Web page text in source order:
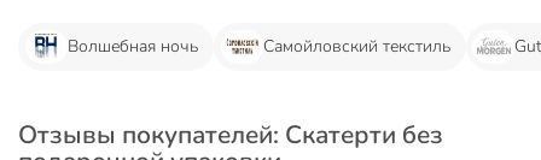
Волшебная ночь Самойловский текстиль
Отзывы покупателей: Скатерти без